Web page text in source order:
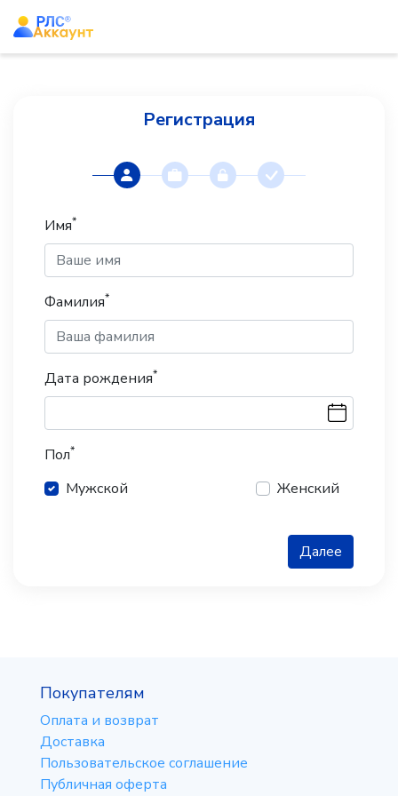
Регистрация
Имя*
Фамилия*
Дата рождения*
Пол*
Мужской Женский
Далее
Покупателям
Оплата и возврат
Доставка
Пользовательское соглашение
Публичная оферта